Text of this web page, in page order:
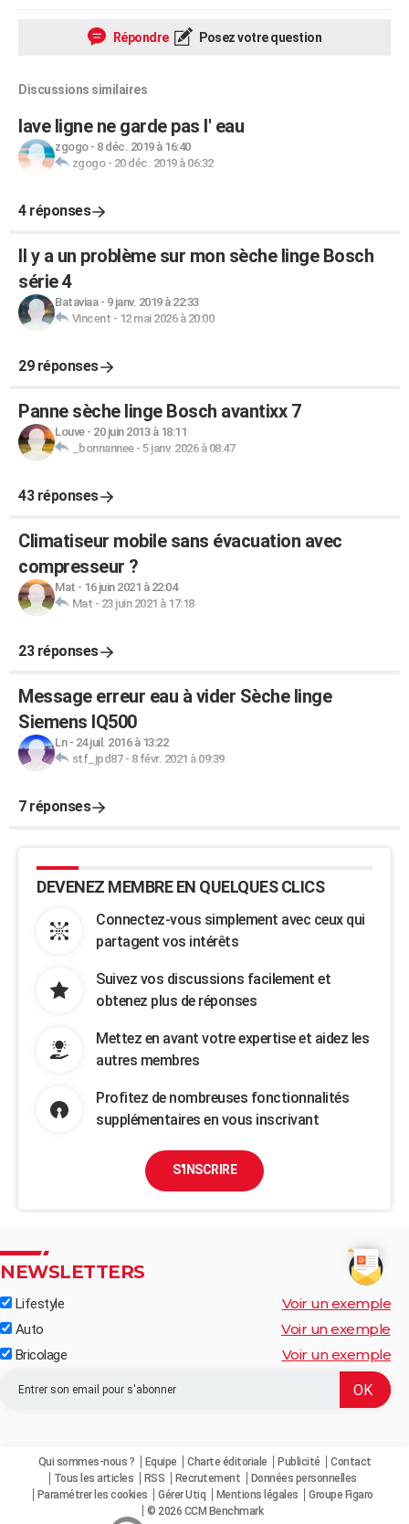
Répondre Posez votre question
Discussions similaires
lave ligne ne garde pas l' eau
zgogo- 8 déc. 2019 à 16:40
zgogo- 20 déc. 2019 à 06:32
4 réponses
Il y a un problème sur mon sèche linge Bosch
série 4
Bataviaa- 9 janv. 2019 à 22:33
Vincent - 12 mai 2026 à 20:00
29 réponses
Panne sèche linge Bosch avantixx 7
Louve- 20 juin 2013 à 18:11
_bonnannee- 5 janv. 2026 à 08:47
43 réponses
Climatiseur mobile sans évacuation avec
compresseur ?
Mat - 16 juin 2021 à 22:04
Mat - 23 juin 2021 à 17:18
23 réponses
Message erreur eau à vider Sèche linge
Siemens IQ500
Ln- 24 juil. 2016 à 13:22
stf_jpd87- 8 févr. 2021 à 09:39
7 réponses
DEVENEZ MEMBRE EN QUELQUES CLICS
Connectez-vous simplement avec ceux qui
partagent vos intérêts
Suivez vos discussions facilement et
obtenez plus de réponses
Mettez en avant votre expertise et aidez les
autres membres
Profitez de nombreuses fonctionnalités
supplémentaires en vous inscrivant
S'INSCRIRE
NEWSLETTERS
Lifestyle Voir un exemple
Auto Voir un exemple
Bricolage Voir un exemple
Qui sommes-nous ? Equipe Charte éditoriale Publicité
Contact
Tous les articles
RSS Recrutement
Données personnelles
Paramétrer les cookies
Gérer Utiq Mentions légales
Groupe Figaro
© 2026 CCM Benchmark